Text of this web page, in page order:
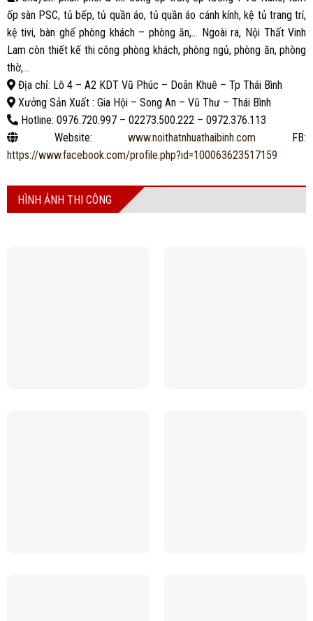
ốp sàn PSC, tủ bếp, tủ quần áo, tủ quần áo cánh kính, kệ tủ trang trí,
kệ tivi, bàn ghế phòng khách – phòng ăn,… Ngoài ra, Nội Thất Vinh
Lam còn thiết kế thi công phòng khách, phòng ngủ, phòng ăn, phòng
thờ,…
Địa chỉ: Lô 4 – A2 KDT Vũ Phúc – Doãn Khuê – Tp Thái Bình
Xưởng Sản Xuất : Gia Hội – Song An – Vũ Thư – Thái Bình
Hotline: 0976.720.997 – 02273.500.222 – 0972.376.113
Website:www.noithatnhuathaibinh.com FB:
https://www.facebook.com/profile.php?id=100063623517159
HÌNH ẢNH THI CÔNG